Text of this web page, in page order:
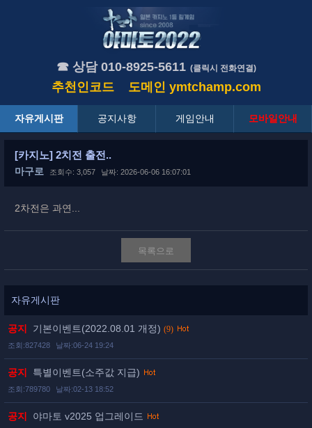
☎ 상담 010-8925-5611 (클릭시 전화연결)
추천인코드 도메인 ymtchamp.com
자유게시판 공지사항 게임안내 모바일안내
[카지노] 2치전 출전..
마구로 조회수: 3,057 날짜: 2026-06-06 16:07:01
2차전은 과연...
목록으로
자유게시판
공지 기본이벤트(2022.08.01 개정) (9)
조회:827428 날짜:06-24 19:24
공지 특별이벤트(소주값 지급)
조회:789780 날짜:02-13 18:52
공지 야마토 v2025 업그레이드